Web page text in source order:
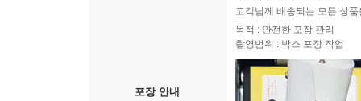
포장 안내
고객님께 배송되는 모든 상
목적 : 안전한 포장 관리
촬영범위 : 박스 포장 작업